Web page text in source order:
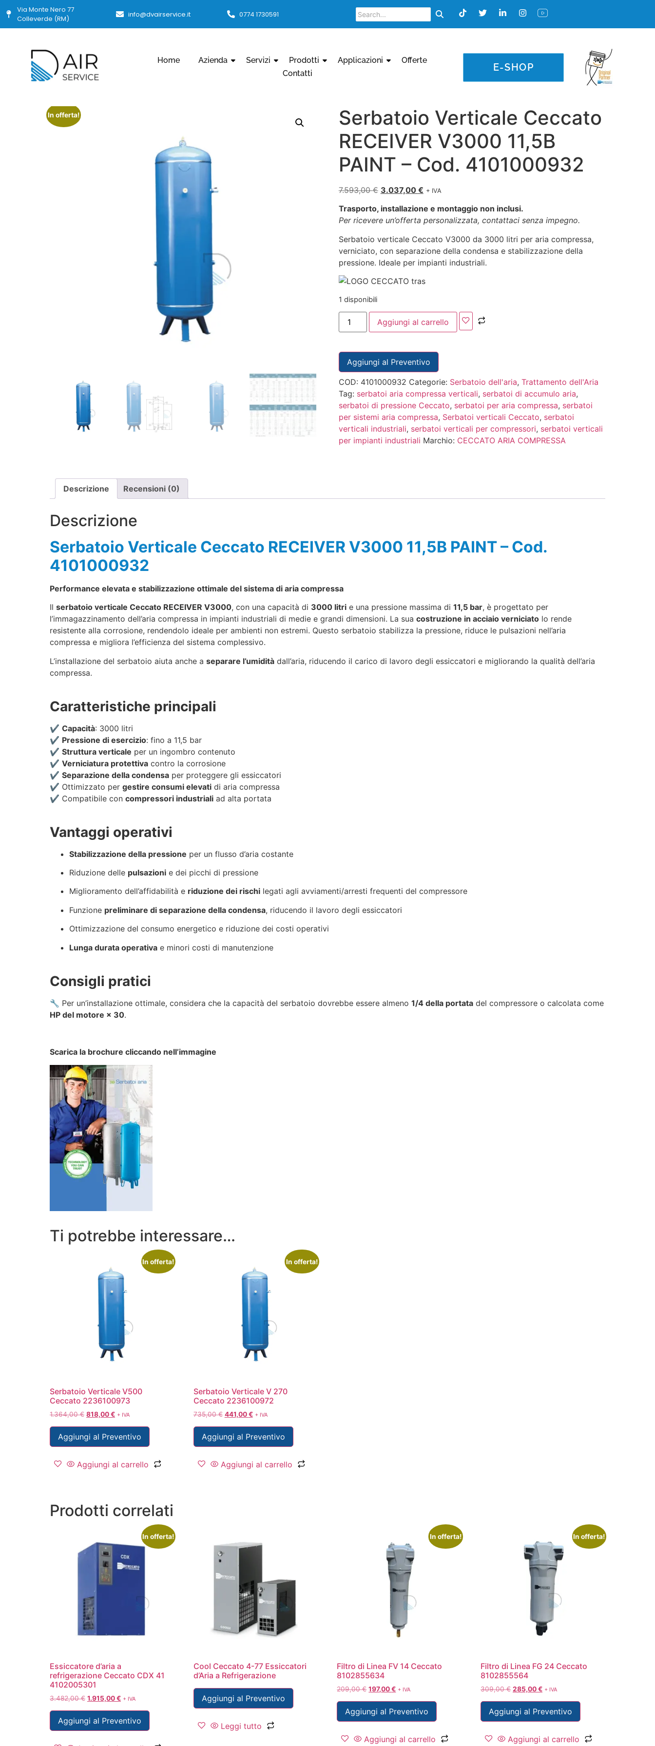
Via Monte Nero 77
Colleverde (RM)
info@dvairservice.it 0774 1730591
Home Azienda Servizi Prodotti Applicazioni
Offerte
Contatti
E-SHOP
In offerta!
Serbatoio Verticale Ceccato
RECEIVER V3000 11,5B
PAINT – Cod. 4101000932
7.593,00€ 3.037,00 € + IVA
Trasporto, installazione e montaggio non inclusi.
Per ricevere un’offerta personalizzata, contattaci senza impegno.
Serbatoio verticale Ceccato V3000 da 3000 litri per aria compressa,
verniciato, con separazione della condensa e stabilizzazione della
pressione. Ideale per impianti industriali.
1 disponibili
Aggiungi al carrello
Aggiungi al Preventivo
COD: 4101000932 Categorie: Serbatoio dell'aria, Trattamento dell'Aria
Tag: serbatoi aria compressa verticali, serbatoi di accumulo aria,
serbatoi di pressione Ceccato, serbatoi per aria compressa, serbatoi
per sistemi aria compressa, Serbatoi verticali Ceccato, serbatoi
verticali industriali, serbatoi verticali per compressori, serbatoi verticali
per impianti industriali Marchio: CECCATO ARIA COMPRESSA
Descrizione Recensioni (0)
Descrizione
Serbatoio Verticale Ceccato RECEIVER V3000 11,5B PAINT – Cod.
4101000932
Performance elevata e stabilizzazione ottimale del sistema di aria compressa
Il serbatoio verticale Ceccato RECEIVER V3000, con una capacità di 3000 litri e una pressione massima di 11,5 bar, è progettato per
l’immagazzinamento dell’aria compressa in impianti industriali di medie e grandi dimensioni. La sua costruzione in acciaio verniciato lo rende
resistente alla corrosione, rendendolo ideale per ambienti non estremi. Questo serbatoio stabilizza la pressione, riduce le pulsazioni nell’aria
compressa e migliora l’efficienza del sistema complessivo.
L’installazione del serbatoio aiuta anche a separare l’umidità dall’aria, riducendo il carico di lavoro degli essiccatori e migliorando la qualità dell’aria
compressa.
Caratteristiche principali
✔️ Capacità: 3000 litri
✔️ Pressione di esercizio: fino a 11,5 bar
✔️ Struttura verticale per un ingombro contenuto
✔️ Verniciatura protettiva contro la corrosione
✔️ Separazione della condensa per proteggere gli essiccatori
✔️ Ottimizzato per gestire consumi elevati di aria compressa
✔️ Compatibile con compressori industriali ad alta portata
Vantaggi operativi
Stabilizzazione della pressione per un flusso d’aria costante
Riduzione delle pulsazioni e dei picchi di pressione
Miglioramento dell’affidabilità e riduzione dei rischi legati agli avviamenti/arresti frequenti del compressore
Funzione preliminare di separazione della condensa, riducendo il lavoro degli essiccatori
Ottimizzazione del consumo energetico e riduzione dei costi operativi
Lunga durata operativa e minori costi di manutenzione
Consigli pratici
🔧 Per un’installazione ottimale, considera che la capacità del serbatoio dovrebbe essere almeno 1/4 della portata del compressore o calcolata come
HP del motore × 30.
Scarica la brochure cliccando nell’immagine
Ti potrebbe interessare…
In offerta!
Serbatoio Verticale V500
Ceccato 2236100973
1.364,00€ 818,00€ + IVA
Aggiungi al Preventivo
Aggiungi al carrello
In offerta!
Serbatoio Verticale V 270
Ceccato 2236100972
735,00€ 441,00€ + IVA
Aggiungi al Preventivo
Aggiungi al carrello
Prodotti correlati
In offerta!
Essiccatore d’aria a
refrigerazione Ceccato CDX 41
4102005301
3.482,00€ 1.915,00€ + IVA
Aggiungi al Preventivo
Cool Ceccato 4-77 Essiccatori
d’Aria a Refrigerazione
Aggiungi al Preventivo
Leggi tutto
In offerta!
Filtro di Linea FV 14 Ceccato
8102855634
209,00€ 197,00€ + IVA
Aggiungi al Preventivo
Aggiungi al carrello
In offerta!
Filtro di Linea FG 24 Ceccato
8102855564
309,00€ 285,00€ + IVA
Aggiungi al Preventivo
Aggiungi al carrello